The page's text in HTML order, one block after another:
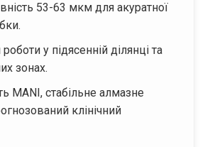
53-63 мкм для акуратної
у підясенній ділянці та
зонах.
MANI, стабільне алмазне
клінічний